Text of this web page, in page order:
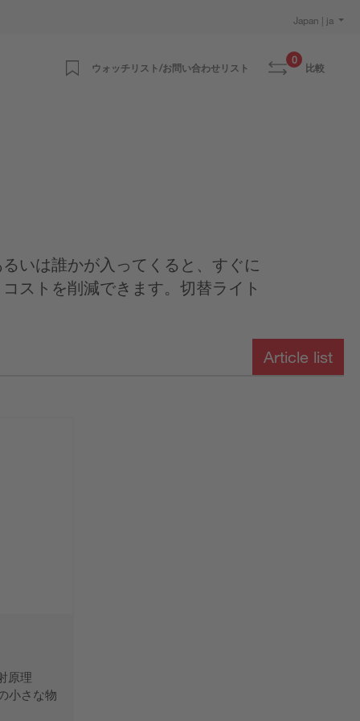
Japan | ja
ウォッチリスト/お問い合わせリスト
0
比較
いは誰かが入ってくると、すぐに
ストを削減できます。切替ライト
Article list
原理
小さな物